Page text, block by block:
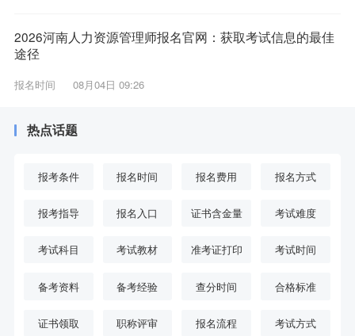
2026河南人力资源管理师报名官网：获取考试信息的最佳
途径
报名时间 08月04日 09:26
热点话题
报考条件 报名时间 报名费用 报名方式
报考指导 报名入口 证书含金量 考试难度
考试科目 考试教材 准考证打印 考试时间
备考资料 备考经验 查分时间 合格标准
证书领取 职称评审 报名流程 考试方式